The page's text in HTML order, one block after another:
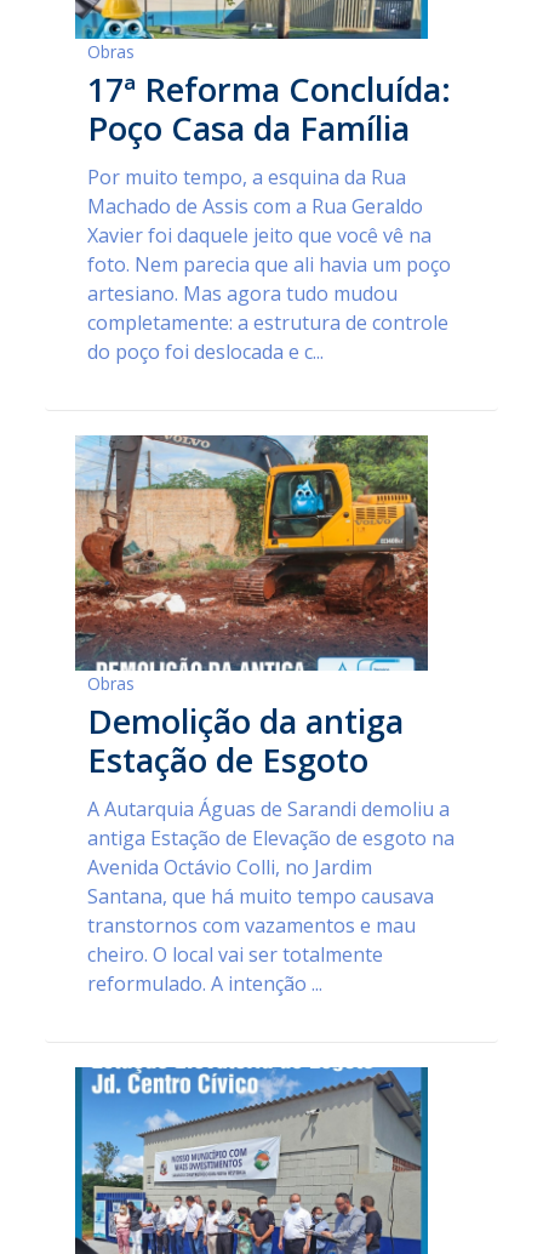
Obras
17ª Reforma Concluída:
Poço Casa da Família
Por muito tempo, a esquina da Rua
Machado de Assis com a Rua Geraldo
Xavier foi daquele jeito que você vê na
foto. Nem parecia que ali havia um poço
artesiano. Mas agora tudo mudou
completamente: a estrutura de controle
do poço foi deslocada e c...
Obras
Demolição da antiga
Estação de Esgoto
A Autarquia Águas de Sarandi demoliu a
antiga Estação de Elevação de esgoto na
Avenida Octávio Colli, no Jardim
Santana, que há muito tempo causava
transtornos com vazamentos e mau
cheiro. O local vai ser totalmente
reformulado. A intenção ...